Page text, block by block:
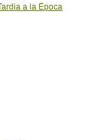
a la Época